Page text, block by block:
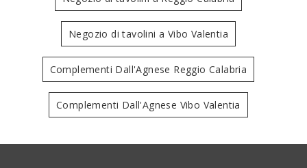
Negozio di tavolini a Vibo Valentia
Complementi Dall'Agnese Reggio Calabria
Complementi Dall'Agnese Vibo Valentia